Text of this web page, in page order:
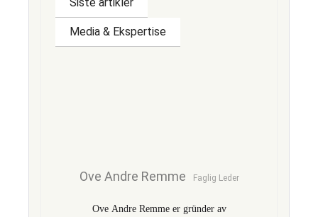
Media & Ekspertise
Ove Andre Remme Faglig Leder
Ove Andre Remme er gründer av